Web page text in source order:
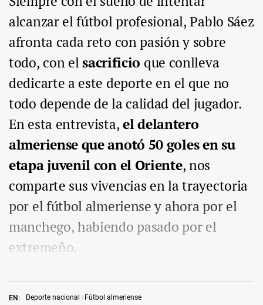
EN: Deporte nacional Fútbol almeriense
alcanzar el fútbol profesional, Pablo Sáez
afronta cada reto con pasión y sobre
todo, con elsacrificio que conlleva
dedicarte a este deporte en el que no
todo depende de la calidad del jugador.
En esta entrevista,el delantero
almeriense que anotó 50 goles en su
etapa juvenil con el Oriente, nos
comparte sus vivencias en la trayectoria
por el fútbol almeriense y ahora por el
manchego, habiendo pasado por el
extremeño.